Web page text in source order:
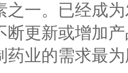
之一。已经成
断更新或增加
药业的需求最